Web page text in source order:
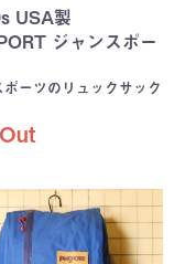
USA製
ジャンスポー
ポーツのリュックサック